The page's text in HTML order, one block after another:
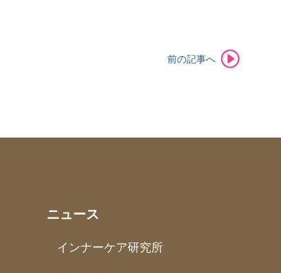
前の記事へ
ニュース
インナーケア研究所